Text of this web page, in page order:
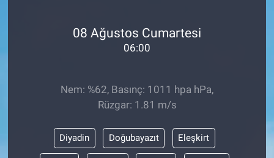
08 Ağustos Cumartesi
06:00
Nem: %62, Basınç: 1011 hpa hPa,
Rüzgar: 1.81 m/s
Diyadin Doğubayazıt Eleşkirt